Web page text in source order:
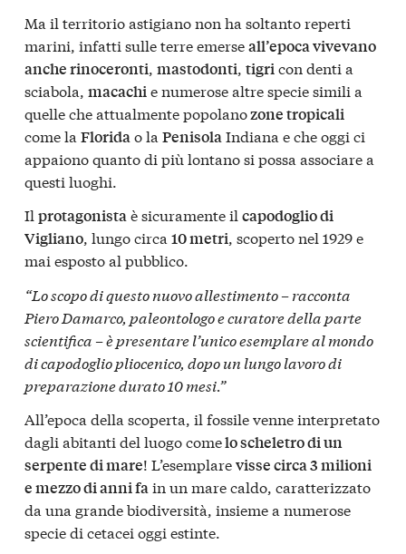
Ma il territorio astigiano non ha soltanto reperti
marini, infatti sulle terre emerseall’epoca vivevano
anche rinoceronti, mastodonti, tigricon denti a
sciabola, macachie numerose altre specie simili a
quelle che attualmente popolanozone tropicali
come la Floridao la PenisolaIndiana e che oggi ci
appaiono quanto di più lontano si possa associare a
questi luoghi.
Il protagonistaè sicuramente il capodoglio di
Vigliano, lungo circa 10 metri, scoperto nel 1929 e
mai esposto al pubblico.
“Lo scopo di questo nuovo allestimento – racconta
Piero Damarco, paleontologo e curatore della parte
scientifica – è presentare l’unico esemplare al mondo
di capodoglio pliocenico, dopo un lungo lavoro di
preparazione durato 10 mesi.”
All’epoca della scoperta, il fossile venne interpretato
dagli abitanti del luogo comelo scheletro di un
serpente di mare! L’esemplarevisse circa 3 milioni
e mezzo di anni fain un mare caldo, caratterizzato
da una grande biodiversità, insieme a numerose
specie di cetacei oggi estinte.